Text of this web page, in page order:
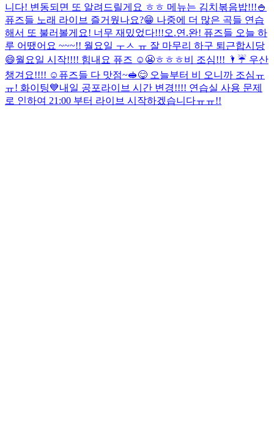
니다! 변동되면 또 알려드릴게요 ㅎㅎ 메뉴는 김치볶음밥!!!🍚
퓨즈들 노래 라이브 즐거웠나요?😁 나중에 더 많은 곡들 연습
해서 또 불러볼게요! 너무 재밌었다!!!오.연.완! 퓨즈들 오늘 하
루 어땠어요 ~~~!! 월요일 ㅜㅅ ㅠ 잘 마무리 하구 퇴근합시당
😄월요일 시작!!!! 힘내요 퓨즈 ☺️😬ㅎㅎㅎ비 조심!!! 🌂☔️ 우산
챙겨요!!!! ☺️ 퓨즈들 다 맛점~🥪😋 오늘부터 비 오니까 조심ㅠ
ㅠ! 화이팅💙내일 공포라이브 시간 변경!!!! 연습실 사용 문제
로 인하여 21:00 부터 라이브 시작하겠습니다ㅠㅠ!!